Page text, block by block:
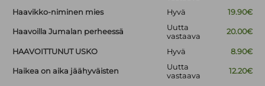
Haavikko-niminen mies Hyvä 19.90€
Haavoilla Jumalan perheessä
Uutta
vastaava
20.00€
HAAVOITTUNUT USKO Hyvä 8.90€
Haikea on aika jäähyväisten
Uutta
vastaava
12.20€